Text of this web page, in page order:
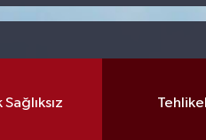
Sağlıksız